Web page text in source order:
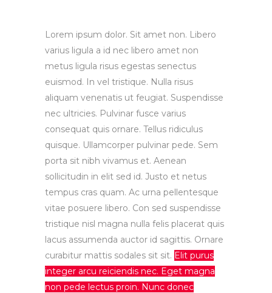
Lorem ipsum dolor. Sit amet non. Libero
varius ligula a id nec libero amet non
metus ligula risus egestas senectus
euismod. In vel tristique. Nulla risus
aliquam venenatis ut feugiat. Suspendisse
nec ultricies. Pulvinar fusce varius
consequat quis ornare. Tellus ridiculus
quisque. Ullamcorper pulvinar pede. Sem
porta sit nibh vivamus et. Aenean
sollicitudin in elit sed id. Justo et netus
tempus cras quam. Ac urna pellentesque
vitae posuere libero. Con sed suspendisse
tristique nisl magna nulla felis placerat quis
lacus assumenda auctor id sagittis. Ornare
curabitur mattis sodales sit sit. Elit purus
integer arcu reiciendis nec. Eget magna
non pede lectus proin. Nunc donec